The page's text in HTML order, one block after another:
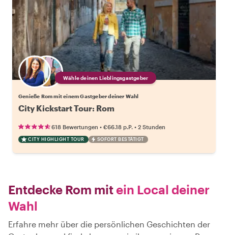
Wähle deinen Lieblingsgastgeber
Genieße Rom mit einem Gastgeber deiner Wahl
City Kickstart Tour: Rom
618 Bewertungen • €66.18 p.P. • 2 Stunden
CITY HIGHLIGHT TOUR SOFORT BESTÄTIGT
Entdecke Rom mitein Local deiner
Wahl
Erfahre mehr über die persönlichen Geschichten der